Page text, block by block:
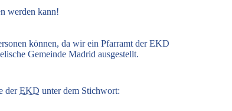
werden kann!
können, da wir ein Pfarramt der EKD
Gemeinde Madrid ausgestellt.
derEKD unter dem Stichwort: